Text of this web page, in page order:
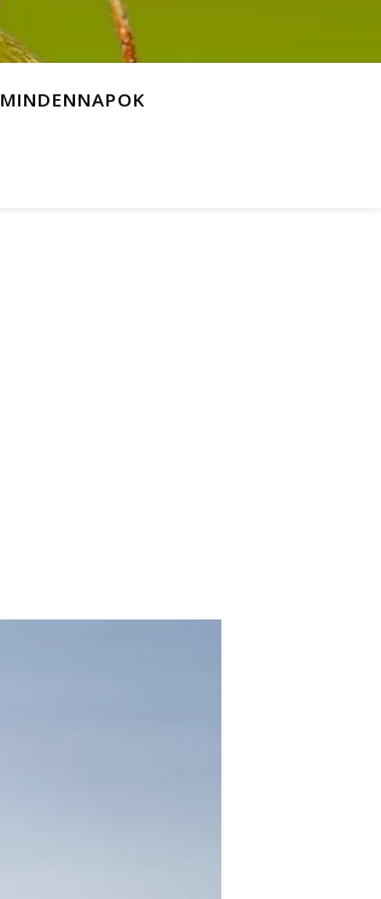
MINDENNAPOK